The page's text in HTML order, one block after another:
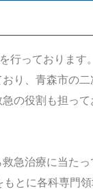
行っております
り、青森市の二
の役割も担って
急治療に当た
とに各科専門